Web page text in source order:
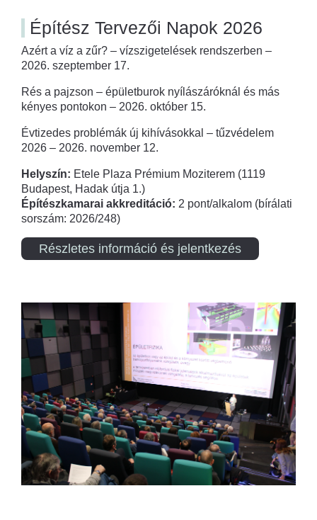
Építész Tervezői Napok 2026
Azért a víz a zűr? – vízszigetelések rendszerben –
2026. szeptember 17.
Rés a pajzson – épületburok nyílászáróknál és más
kényes pontokon – 2026. október 15.
Évtizedes problémák új kihívásokkal – tűzvédelem
2026 – 2026. november 12.
Helyszín: Etele Plaza Prémium Moziterem (1119
Budapest, Hadak útja 1.)
Építészkamarai akkreditáció: 2 pont/alkalom (bírálati
sorszám: 2026/248)
Részletes információ és jelentkezés